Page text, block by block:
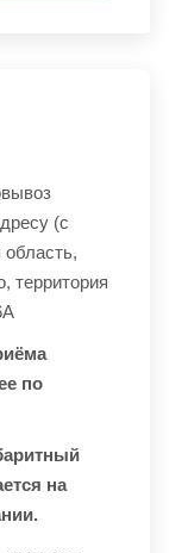
(с
территория
по
на